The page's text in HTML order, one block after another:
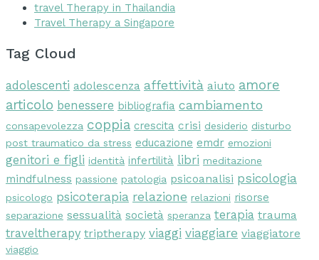
travel Therapy in Thailandia
Travel Therapy a Singapore
Tag Cloud
adolescenti adolescenza affettività aiuto amore
articolo benessere bibliografia cambiamento
consapevolezza coppia crescita crisi desiderio disturbo
post traumatico da stress educazione emdr emozioni
genitori e figli identità infertilità libri meditazione
mindfulness passione patologia psicoanalisi psicologia
psicologo psicoterapia relazione relazioni risorse
separazione sessualità società speranza terapia trauma
traveltherapy triptherapy viaggi viaggiare viaggiatore
viaggio